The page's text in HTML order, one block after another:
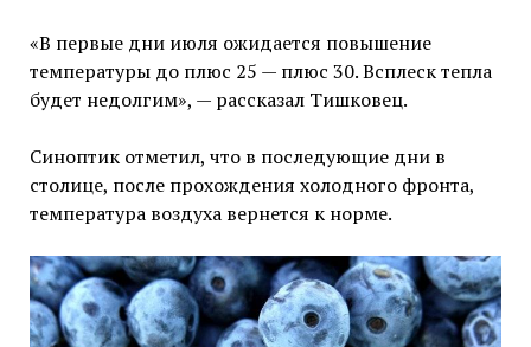
«В первые дни июля ожидается повышение
температуры до плюс 25 — плюс 30. Всплеск тепла
будет недолгим», — рассказал Тишковец.
Синоптик отметил, что в последующие дни в
столице, после прохождения холодного фронта,
температура воздуха вернется к норме.